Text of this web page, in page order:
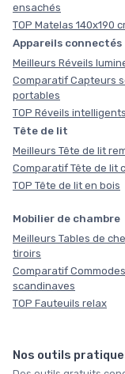
ensachés
TOP Matelas 140x190
Appareils connectés
Meilleurs Réveils
Comparatif Capteurs
portables
TOP Réveils intelligents
Tête de lit
Meilleurs Tête de lit
Comparatif Tête de lit
TOP Tête de lit en bois
Mobilier de chambre
Meilleurs Tables de
tiroirs
Comparatif Commodes
scandinaves
TOP Fauteuils relax
Nos outils